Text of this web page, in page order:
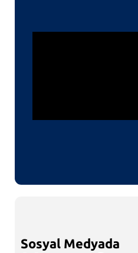
Sosyal Medyada